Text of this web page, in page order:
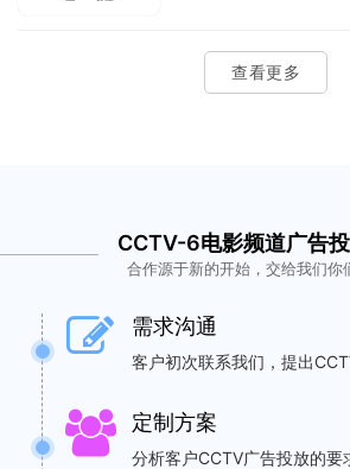
查看更多
CCTV-6电影频道广告
合作源于新的开始，交给我们你
需求沟通
客户初次联系我们，提出
定制方案
分析客户CCTV广告投放的要